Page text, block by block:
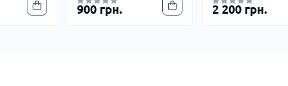
900 грн. 2 200 грн.